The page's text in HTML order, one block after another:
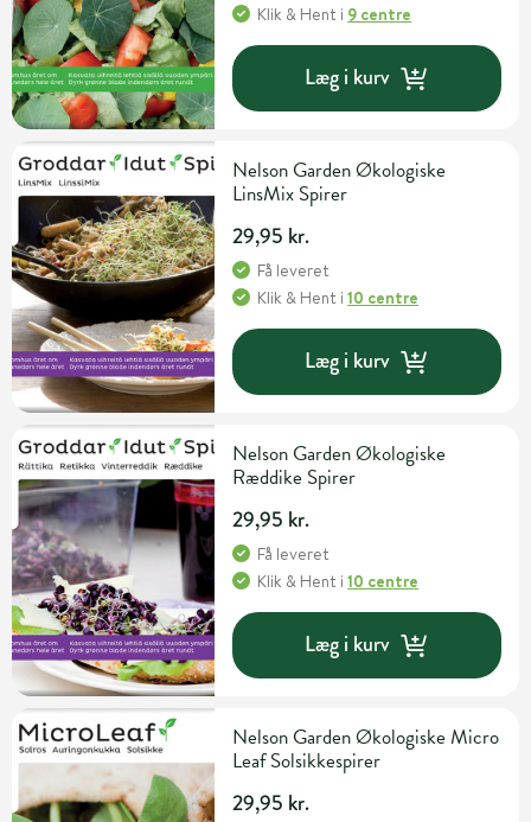
Klik & Hent i 9 centre
Læg i kurv
Nelson Garden Økologiske
LinsMix Spirer
29,95 kr.
Få leveret
Klik & Hent i10 centre
Læg i kurv
Nelson Garden Økologiske
Ræddike Spirer
29,95 kr.
Få leveret
Klik & Hent i10 centre
Læg i kurv
Nelson Garden Økologiske Micro
Leaf Solsikkespirer
29,95 kr.